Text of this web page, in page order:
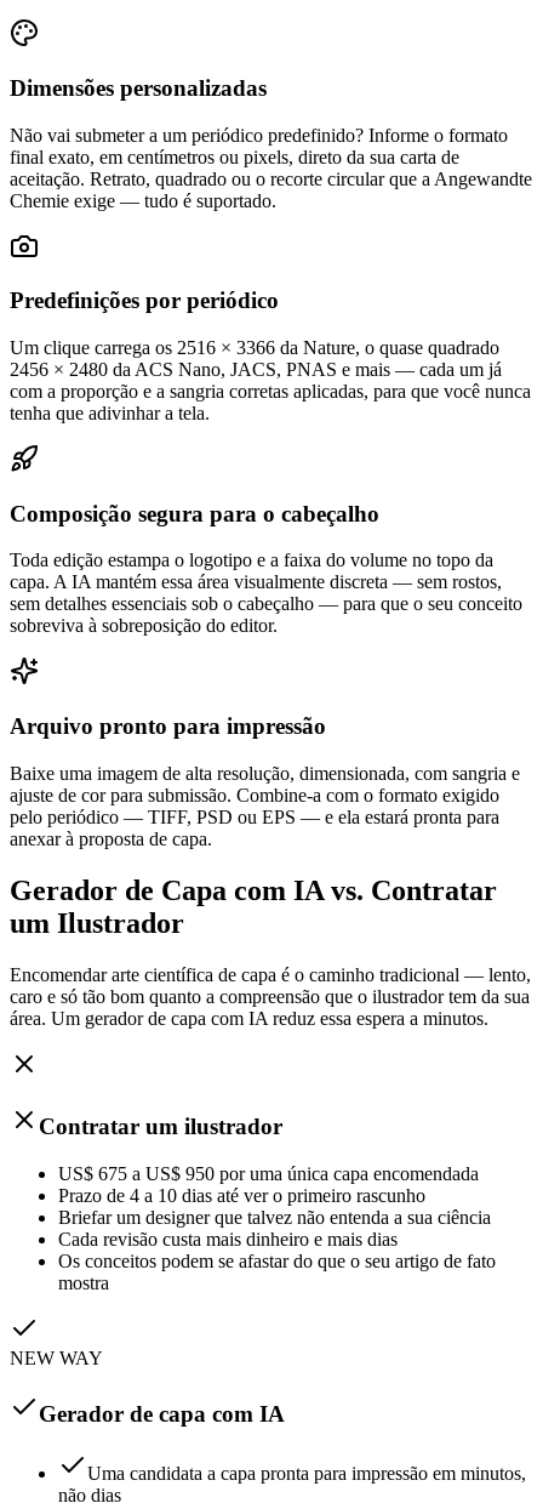
Dimensões personalizadas
Não vai submeter a um periódico predefinido? Informe o formato
final exato, em centímetros ou pixels, direto da sua carta de
aceitação. Retrato, quadrado ou o recorte circular que a Angewandte
Chemie exige — tudo é suportado.
Predefinições por periódico
Um clique carrega os 2516 × 3366 da Nature, o quase quadrado
2456 × 2480 da ACS Nano, JACS, PNAS e mais — cada um já
com a proporção e a sangria corretas aplicadas, para que você nunca
tenha que adivinhar a tela.
Composição segura para o cabeçalho
Toda edição estampa o logotipo e a faixa do volume no topo da
capa. A IA mantém essa área visualmente discreta — sem rostos,
sem detalhes essenciais sob o cabeçalho — para que o seu conceito
sobreviva à sobreposição do editor.
Arquivo pronto para impressão
Baixe uma imagem de alta resolução, dimensionada, com sangria e
ajuste de cor para submissão. Combine-a com o formato exigido
pelo periódico — TIFF, PSD ou EPS — e ela estará pronta para
anexar à proposta de capa.
Gerador de Capa com IA vs. Contratar
um Ilustrador
Encomendar arte científica de capa é o caminho tradicional — lento,
caro e só tão bom quanto a compreensão que o ilustrador tem da sua
área. Um gerador de capa com IA reduz essa espera a minutos.
Contratar um ilustrador
US$ 675 a US$ 950 por uma única capa encomendada
Prazo de 4 a 10 dias até ver o primeiro rascunho
Briefar um designer que talvez não entenda a sua ciência
Cada revisão custa mais dinheiro e mais dias
Os conceitos podem se afastar do que o seu artigo de fato
mostra
NEW WAY
Gerador de capa com IA
Uma candidata a capa pronta para impressão em minutos,
não dias